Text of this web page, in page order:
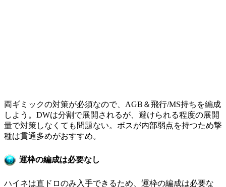
両ギミックの対策が必須なので、AGB＆飛行/MS持ちを編成
しよう。DWは分割で展開されるが、避けられる程度の展開
量で対策しなくても問題ない。ボスが内部弱点を持つため撃
種は貫通多めがおすすめ。
運枠の編成は必要なし
ハイネは直ドロのみ入手できるため、運枠の編成は必要な